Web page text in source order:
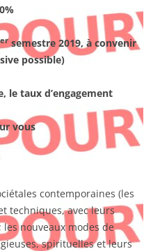
ersemestre 2019, à convenir
possible)
le taux d’engagement
vous
contemporaines (les
techniques, avec leurs
nouveaux modes de
spirituelles et leurs